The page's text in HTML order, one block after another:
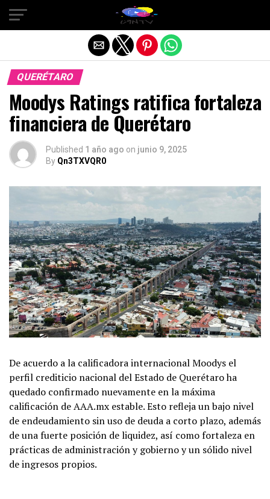
QUERÉTARO
Moodys Ratings ratifica fortaleza
financiera de Querétaro
Published 1 año ago on junio 9, 2025
By Qn3TXVQR0
De acuerdo a la calificadora internacional Moodys el
perfil crediticio nacional del Estado de Querétaro ha
quedado confirmado nuevamente en la máxima
calificación de AAA.mx estable. Esto refleja un bajo nivel
de endeudamiento sin uso de deuda a corto plazo, además
de una fuerte posición de liquidez, así como fortaleza en
prácticas de administración y gobierno y un sólido nivel
de ingresos propios.
Salir de la versión móvil